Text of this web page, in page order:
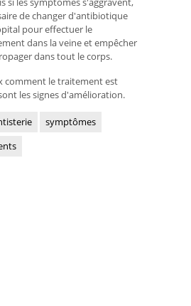
de changer d'antibiotique
pour effectuer le
dans la veine et empêcher
dans tout le corps.
comment le traitement est
les signes d'amélioration.
symptômes